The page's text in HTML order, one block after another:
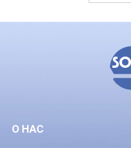
О НАС